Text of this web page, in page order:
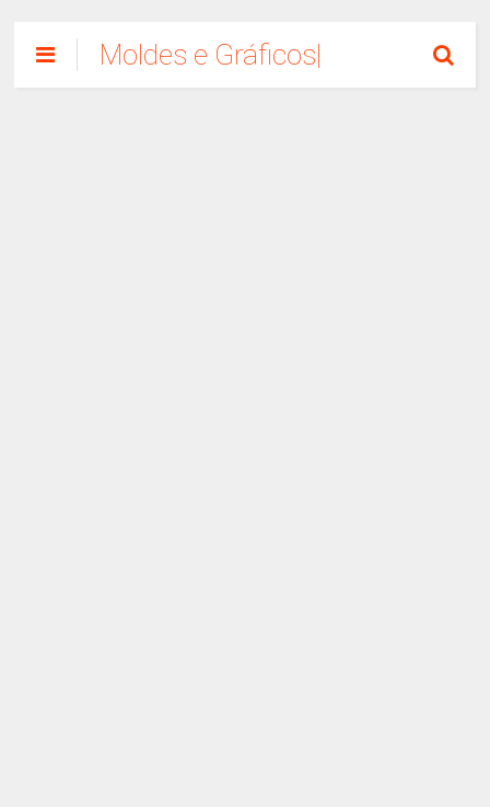
Moldes e Gráficos|
Como Fazer